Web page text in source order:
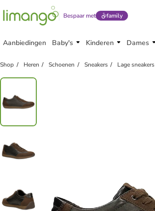
Bespaar met family
Aanbiedingen Baby's Kinderen Dames
Shop Heren Schoenen Sneakers Lage sneakers